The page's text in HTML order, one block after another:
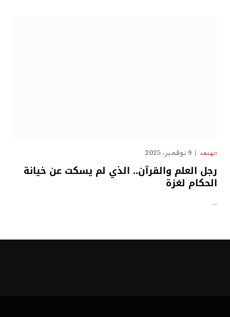
الهدهد 9 نوفمبر، 2025
رجل العلم والقرآن.. الذي لم يسكت عن خيانة
الحكام لغزة
…